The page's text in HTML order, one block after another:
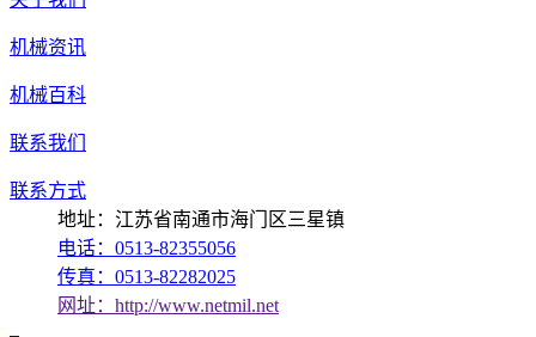
机械资讯
机械百科
联系我们
联系方式
地址：江苏省南通市海门区三星镇
电话：0513-82355056
传真：0513-82282025
网址：http://www.netmil.net